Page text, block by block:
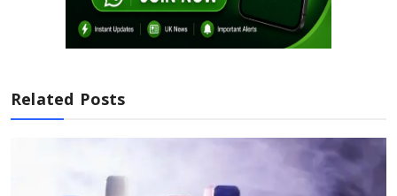
Related Posts